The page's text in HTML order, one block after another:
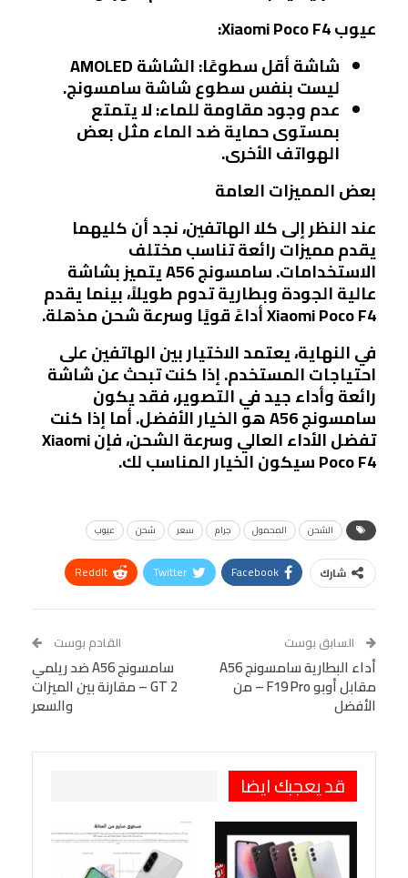
عيوب Xiaomi Poco F4:
شاشة أقل سطوعًا:
الشاشة AMOLED
ليست بنفس سطوع شاشة سامسونج.
عدم وجود مقاومة للماء:لا يتمتع
بمستوى حماية ضد الماء مثل بعض
الهواتف الأخرى.
بعض المميزات العامة
عند النظر إلى كلا الهاتفين، نجد أن كليهما
يقدم مميزات رائعة تناسب مختلف
الاستخدامات. سامسونج A56 يتميز بشاشة
عالية الجودة وبطارية تدوم طويلاً، بينما يقدم
Xiaomi Poco F4 أداءً قويًا وسرعة شحن مذهلة.
في النهاية، يعتمد الاختيار بين الهاتفين على
احتياجات المستخدم. إذا كنت تبحث عن شاشة
رائعة وأداء جيد في التصوير، فقد يكون
سامسونج A56 هو الخيار الأفضل. أما إذا كنت
تفضل الأداء العالي وسرعة الشحن، فإن Xiaomi
Poco F4 سيكون الخيار المناسب لك.
الشحن المحمول جرام سعر شحن عيوب
شارك Facebook
Twitter
ReddIt
البريد الإلكتروني
StumbleUpon
VK
Digg
LINE
BlackBerry
Viber
السابق بوست
أداء البطارية سامسونج A56
مقابل أوبو F19 Pro – من
الأفضل
القادم بوست
سامسونج A56 ضد ريلمي
GT 2 – مقارنة بين الميزات
والسعر
قد يعجبك ايضا